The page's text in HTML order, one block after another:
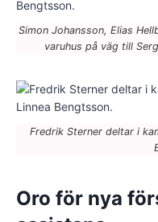
Simon Johansson, Elias
varuhus på väg till
Fredrik Sterner deltar i
Oro för nya